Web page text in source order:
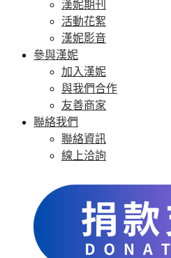
漢妮期刊
活動花絮
漢妮影音
參與漢妮
加入漢妮
與我們合作
友善商家
聯絡我們
聯絡資訊
線上洽詢